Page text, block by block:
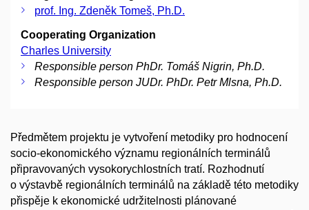
prof. Ing. Zdeněk Tomeš, Ph.D.
Cooperating Organization
Charles University
Responsible person PhDr. Tomáš Nigrin, Ph.D.
Responsible person JUDr. PhDr. Petr Mlsna, Ph.D.
Předmětem projektu je vytvoření metodiky pro hodnocení
socio-ekonomického významu regionálních terminálů
připravovaných vysokorychlostních tratí. Rozhodnutí
o výstavbě regionálních terminálů na základě této metodiky
přispěje k ekonomické udržitelnosti plánované